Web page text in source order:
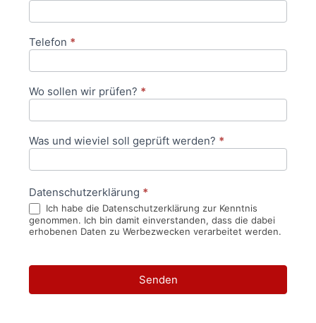
Telefon *
Wo sollen wir prüfen? *
Was und wieviel soll geprüft werden? *
Datenschutzerklärung *
Ich habe die Datenschutzerklärung zur Kenntnis
genommen. Ich bin damit einverstanden, dass die dabei
erhobenen Daten zu Werbezwecken verarbeitet werden.
Senden